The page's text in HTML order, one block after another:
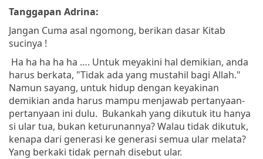
Tanggapan Adrina:
Jangan Cuma asal ngomong, berikan dasar Kitab
sucinya !
Ha ha ha ha ha …. Untuk meyakini hal demikian, anda
harus berkata, "Tidak ada yang mustahil bagi Allah."
Namun sayang, untuk hidup dengan keyakinan
demikian anda harus mampu menjawab pertanyaan-
pertanyaan ini dulu. Bukankah yang dikutuk itu hanya
si ular tua, bukan keturunannya? Walau tidak dikutuk,
kenapa dari generasi ke generasi semua ular melata?
Yang berkaki tidak pernah disebut ular.